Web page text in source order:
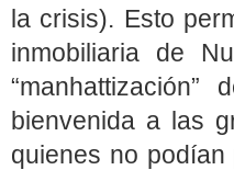
la crisis). Esto
inmobiliaria de
bienvenida a las
quienes no